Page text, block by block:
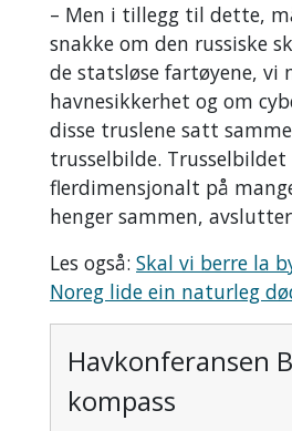
– Men i tillegg til dette,
snakke om den russiske
de statsløse fartøyene, vi
havnesikkerhet og om
disse truslene satt
trusselbilde.
flerdimensjonalt på
henger sammen,
Les også: Skal vi berre la
Noreg lide ein naturleg
Havkonferansen
kompass